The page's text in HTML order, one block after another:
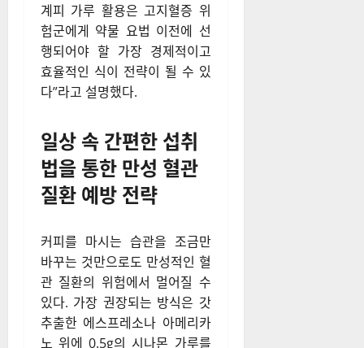
계피 가루 활용은 고지혈증 위
험군에게 약물 요법 이전에 선
행되어야 할 가장 경제적이고
효율적인 식이 전략이 될 수 있
다”라고 설명했다.
일상 속 간편한 섭취
법을 통한 만성 혈관
질환 예방 전략
커피를 마시는 습관을 조금만
바꾸는 것만으로도 만성적인 혈
관 질환의 위험에서 멀어질 수
있다. 가장 권장되는 방식은 갓
추출한 에스프레소나 아메리카
노 위에 0.5g의 시나몬 가루를